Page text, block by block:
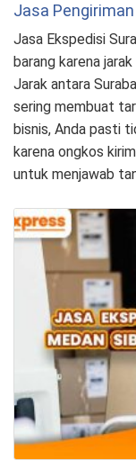
Jasa
Jasa Ekspedisi
barang karena
Jarak antara
sering membuat
bisnis, Anda pasti
karena ongkos
untuk menjawab